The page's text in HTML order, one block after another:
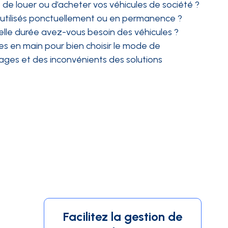
louer ou d’acheter vos véhicules de société ?
ponctuellement ou en permanence ?
durée avez-vous besoin des véhicules ?
en main pour bien choisir le mode de
et des inconvénients des solutions
Facilitez la gestion de